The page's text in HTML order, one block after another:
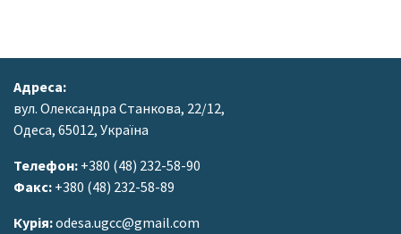
Адреса:
вул. Олександра Станкова, 22/12,
Одеса, 65012, Україна
Телефон: +380 (48) 232-58-90
Факс: +380 (48) 232-58-89
Курія:odesa.ugcc@gmail.com